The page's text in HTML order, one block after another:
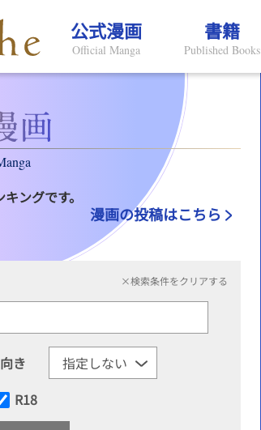
公式漫画
Official Manga
書籍
Published Books
ングです。
漫画の投稿はこちら
×検索条件をクリアする
き
R18